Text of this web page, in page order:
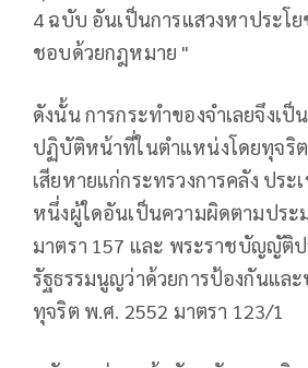
4 ฉบับ อันเป็นการแสวงหาประโ
ชอบด้วยกฎหมาย "
ดังนั้น การกระทำของจำเลยจึงเป็
ปฏิบัติหน้าที่ในตำแหน่งโดยทุจริต
เสียหายแก่กระทรวงการคลัง ปร
หนึ่งผู้ใดอันเป็นความผิดตามปร
มาตรา 157 และ พระราชบัญญัติ
รัฐธรรมนูญว่าด้วยการป้องกันแล
ทุจริต พ.ศ. 2552 มาตรา 123/1